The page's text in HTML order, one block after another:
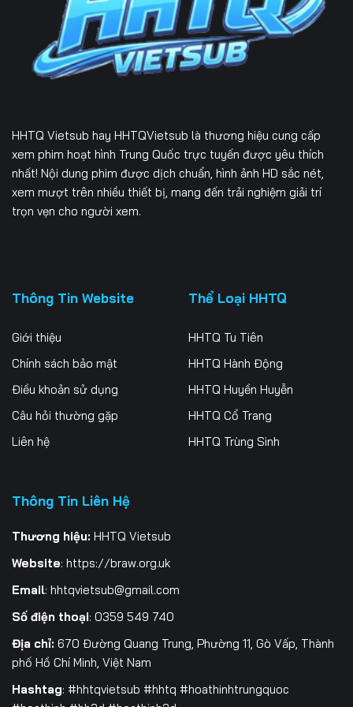
Tập 163 Tập 164
HHTQ Vietsub hay HHTQVietsub là thương hiệu cung cấp
xem phim hoạt hình Trung Quốc trực tuyến được yêu thích
nhất! Nội dung phim được dịch chuẩn, hình ảnh HD sắc nét,
xem mượt trên nhiều thiết bị, mang đến trải nghiệm giải trí
trọn vẹn cho người xem.
Thông Tin Website
Giới thiệu
Chính sách bảo mật
Điều khoản sử dụng
Câu hỏi thường gặp
Liên hệ
Thể Loại HHTQ
HHTQ Tu Tiên
HHTQ Hành Động
HHTQ Huyền Huyễn
HHTQ Cổ Trang
HHTQ Trùng Sinh
Thông Tin Liên Hệ
Thương hiệu: HHTQ Vietsub
Website: https://braw.org.uk
Email: hhtqvietsub@gmail.com
Số điện thoại: 0359 549 740
Địa chỉ: 670 Đường Quang Trung, Phường 11, Gò Vấp, Thành
phố Hồ Chí Minh, Việt Nam
Hashtag: #hhtqvietsub #hhtq #hoathinhtrungquoc